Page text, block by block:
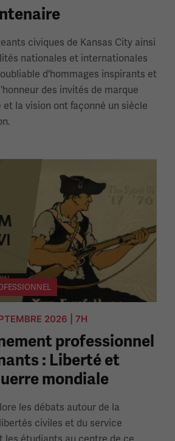
civiques de Kansas City ainsi
nationales et internationales
d'hommages inspirants et
des invités de marque
la vision ont façonné un siècle
2026 | 7H
professionnel
: Liberté et
mondiale
les débats autour de la
civiles et du service